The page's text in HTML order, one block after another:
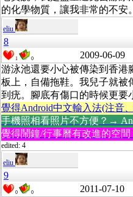
的化學物質，讓我非常的不安。
eliu
8
1 0 2009-06-09
游泳池還要小心被傳染到香港
板上，自備拖鞋。我兒子就被
到疣。腳底有傷口的時候更要
覺得Android中文輸入法(注音
手機照相看照片不方便？→
覺得鬧鐘/行事曆有改進的空
edited: 4
eliu
9
0 0 2011-07-10